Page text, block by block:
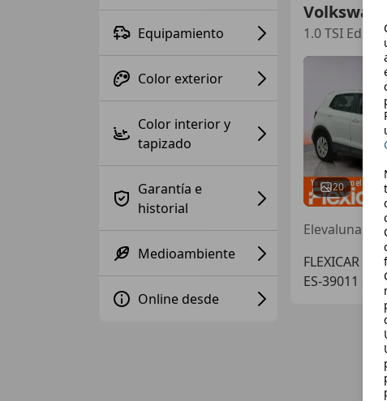
Equipamiento
Color exterior
Color interior y
tapizado
Garantía e
historial
Medioambiente
Online desde
1.0 TSI
20
FLEXICAR
ES-39011